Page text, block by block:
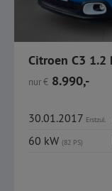
nur€ 8.990,-
30.01.2017 Erstzul.
60 kW (82 PS)